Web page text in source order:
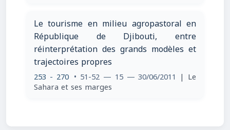
Le tourisme en milieu agropastoral en
République de Djibouti, entre
réinterprétation des grands modèles et
trajectoires propres
253 - 270 • 51-52 — 15 — 30/06/2011 | Le
Sahara et ses marges